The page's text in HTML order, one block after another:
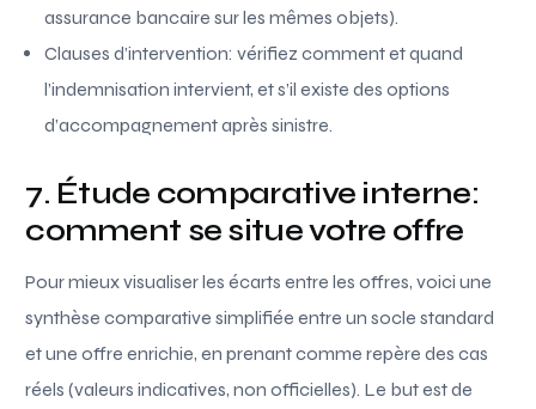
assurance bancaire sur les mêmes objets).
Clauses d’intervention: vérifiez comment et quand
l’indemnisation intervient, et s’il existe des options
d’accompagnement après sinistre.
7. Étude comparative interne:
comment se situe votre offre
Pour mieux visualiser les écarts entre les offres, voici une
synthèse comparative simplifiée entre un socle standard
et une offre enrichie, en prenant comme repère des cas
réels (valeurs indicatives, non officielles). Le but est de